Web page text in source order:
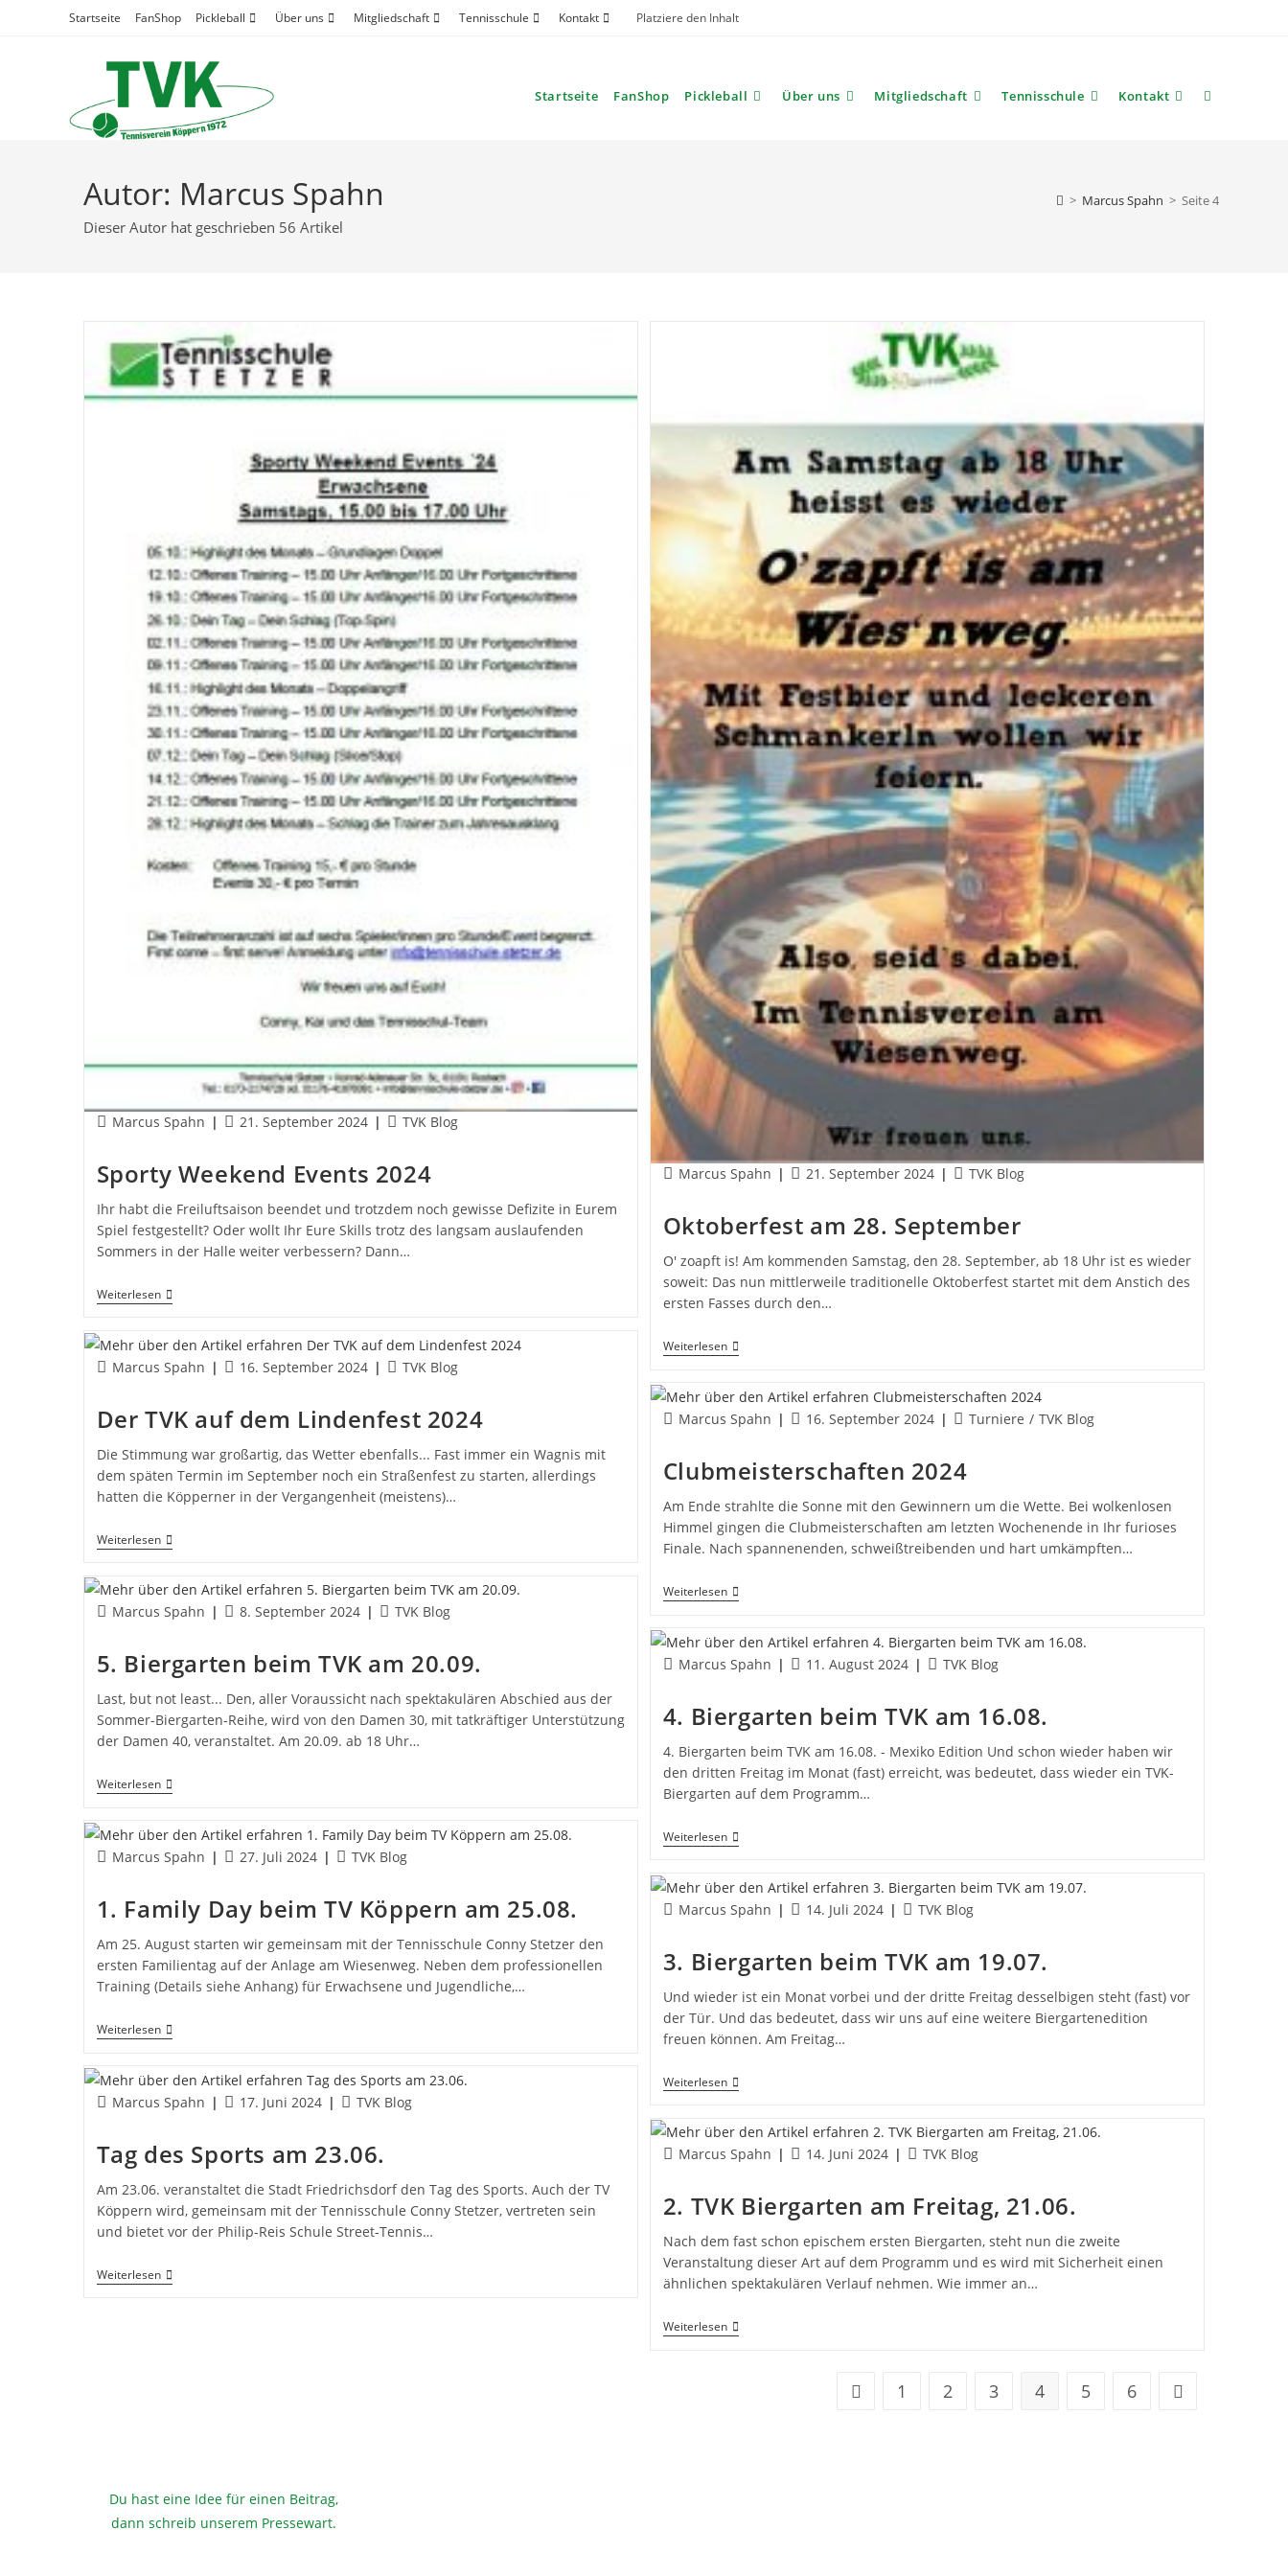
Startseite FanShop Pickleball Über uns Mitgliedschaft Tennisschule Kontakt Platziere den Inhalt
Startseite FanShop Pickleball Über uns Mitgliedschaft Tennisschule Kontakt Website-
Autor: Marcus Spahn
Dieser Autor hat geschrieben 56 Artikel
> Marcus Spahn > Seite 4
Beitrags-
Marcus Spahn
Beitrag
21. September 2024
Beitrags-
TVK Blog
Sporty Weekend Events 2024
Ihr habt die Freiluftsaison beendet und trotzdem noch gewisse Defizite in Eurem
Spiel festgestellt? Oder wollt Ihr Eure Skills trotz des langsam auslaufenden
Sommers in der Halle weiter verbessern? Dann…
WeiterlesenSporty
Weekend
2024
Beitrags-
Marcus Spahn
Beitrag
21. September 2024
Beitrags-
TVK Blog
Oktoberfest am 28. September
O' zoapft is! Am kommenden Samstag, den 28. September, ab 18 Uhr ist es wieder
soweit: Das nun mittlerweile traditionelle Oktoberfest startet mit dem Anstich des
ersten Fasses durch den…
WeiterlesenOktoberfest
Am
September
Beitrags-
Marcus Spahn
Beitrag
16. September 2024
Beitrags-
TVK Blog
Der TVK auf dem Lindenfest 2024
Die Stimmung war großartig, das Wetter ebenfalls... Fast immer ein Wagnis mit
dem späten Termin im September noch ein Straßenfest zu starten, allerdings
hatten die Köpperner in der Vergangenheit (meistens)…
WeiterlesenDer
TVK
Dem
Lindenfest
2024
Beitrags-
Marcus Spahn
Beitrag
16. September 2024
Beitrags-
Turniere / TVK Blog
Clubmeisterschaften 2024
Am Ende strahlte die Sonne mit den Gewinnern um die Wette. Bei wolkenlosen
Himmel gingen die Clubmeisterschaften am letzten Wochenende in Ihr furioses
Finale. Nach spannenenden, schweißtreibenden und hart umkämpften…
WeiterlesenClubmeisterschaften
2024
Beitrags-
Marcus Spahn
Beitrag
8. September 2024
Beitrags-
TVK Blog
5. Biergarten beim TVK am 20.09.
Last, but not least... Den, aller Voraussicht nach spektakulären Abschied aus der
Sommer-Biergarten-Reihe, wird von den Damen 30, mit tatkräftiger Unterstützung
der Damen 40, veranstaltet. Am 20.09. ab 18 Uhr…
Weiterlesen5.
Biergarten
TVK
Am
20.09.
Beitrags-
Marcus Spahn
Beitrag
11. August 2024
Beitrags-
TVK Blog
4. Biergarten beim TVK am 16.08.
4. Biergarten beim TVK am 16.08. - Mexiko Edition Und schon wieder haben wir
den dritten Freitag im Monat (fast) erreicht, was bedeutet, dass wieder ein TVK-
Biergarten auf dem Programm…
Weiterlesen4.
Biergarten
TVK
Am
16.08.
Beitrags-
Marcus Spahn
Beitrag
27. Juli 2024
Beitrags-
TVK Blog
1. Family Day beim TV Köppern am 25.08.
Am 25. August starten wir gemeinsam mit der Tennisschule Conny Stetzer den
ersten Familientag auf der Anlage am Wiesenweg. Neben dem professionellen
Training (Details siehe Anhang) für Erwachsene und Jugendliche,…
Weiterlesen1.
Family
Beim
TV
Köppern
Beitrags-
Marcus Spahn
Beitrag
14. Juli 2024
Beitrags-
TVK Blog
3. Biergarten beim TVK am 19.07.
Und wieder ist ein Monat vorbei und der dritte Freitag desselbigen steht (fast) vor
der Tür. Und das bedeutet, dass wir uns auf eine weitere Biergartenedition
freuen können. Am Freitag…
Weiterlesen3.
Biergarten
TVK
Am
19.07.
Beitrags-
Marcus Spahn
Beitrag
17. Juni 2024
Beitrags-
TVK Blog
Tag des Sports am 23.06.
Am 23.06. veranstaltet die Stadt Friedrichsdorf den Tag des Sports. Auch der TV
Köppern wird, gemeinsam mit der Tennisschule Conny Stetzer, vertreten sein
und bietet vor der Philip-Reis Schule Street-Tennis…
WeiterlesenTag
Des
Beitrags-
Marcus Spahn
Beitrag
14. Juni 2024
Beitrags-
TVK Blog
2. TVK Biergarten am Freitag, 21.06.
Nach dem fast schon epischem ersten Biergarten, steht nun die zweite
Veranstaltung dieser Art auf dem Programm und es wird mit Sicherheit einen
ähnlichen spektakulären Verlauf nehmen. Wie immer an…
Weiterlesen2.
TVK
Zur vorherigen Seite
1 2 3 4 5 6 Zur nächsten
Du hast eine Idee für einen Beitrag,
dann schreib unserem Pressewart.